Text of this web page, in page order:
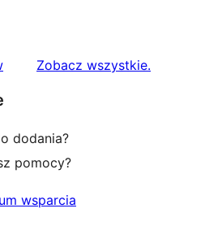
Zobacz wszystkierecenzje
.
dodania?
pomocy?
wsparcia